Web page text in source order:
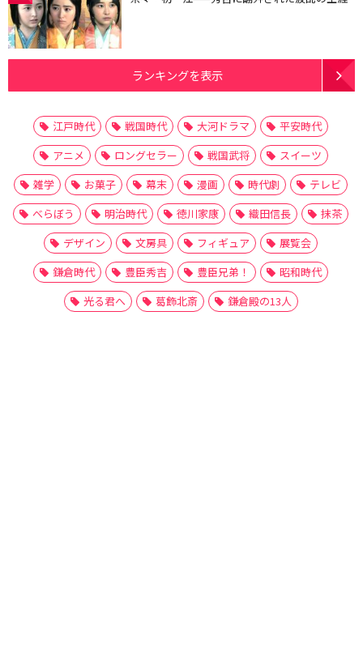
ランキングを表示
江戸時代 戦国時代 大河ドラマ
平安時代
アニメ
ロングセラー 戦国武将
スイーツ
雑学
お菓子 幕末 漫画 時代劇
テレビ
べらぼう
明治時代 徳川家康 織田信長
抹茶
デザイン
文房具 フィギュア
展覧会
鎌倉時代
豊臣秀吉 豊臣兄弟！
昭和時代
光る君へ
葛飾北斎 鎌倉殿の13人